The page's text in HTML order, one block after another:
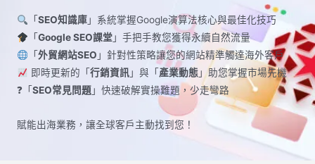
「 SEO知識庫」系統掌握Google演算法核心與最佳化技巧
「 Google SEO課堂」手把手教您獲得永續自然流量
「 外貿網站SEO 」針對性策略讓您的網站精準觸達海外客戶
即時更新的「 行銷資訊」與「 產業動態」助您掌握市場先機
❓「 SEO常見問題」快速破解實操難題，少走彎路
賦能出海業務，讓全球​​客戶主動找到您！